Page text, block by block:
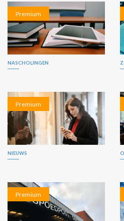
Premium
NASCHOLINGEN
Premium
NIEUWS
Premium